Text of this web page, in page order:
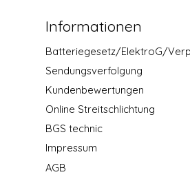
Informationen
Batteriegesetz/ElektroG/
Sendungsverfolgung
Kundenbewertungen
Online Streitschlichtung
BGS technic
Impressum
AGB